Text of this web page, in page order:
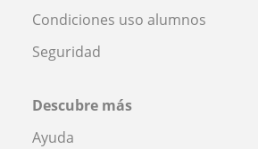
Condiciones uso alumnos
Seguridad
Descubre más
Ayuda